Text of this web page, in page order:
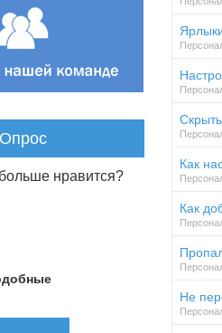
Как
Как
Не
Опрос
нравится?